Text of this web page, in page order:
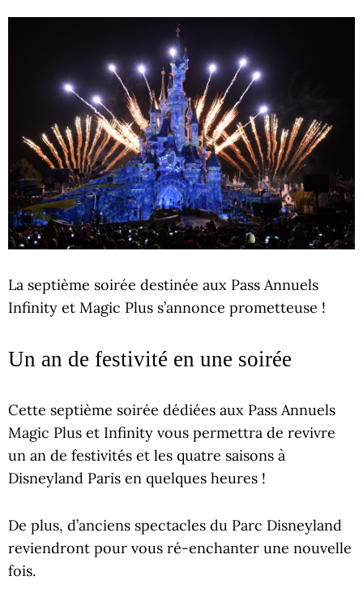
La septième soirée destinée aux Pass Annuels
Infinity et Magic Plus s’annonce prometteuse !
Un an de festivité en une soirée
Cette septième soirée dédiées aux Pass Annuels
Magic Plus et Infinity vous permettra de revivre
un an de festivités et les quatre saisons à
Disneyland Paris en quelques heures !
De plus, d’anciens spectacles du Parc Disneyland
reviendront pour vous ré-enchanter une nouvelle
fois.